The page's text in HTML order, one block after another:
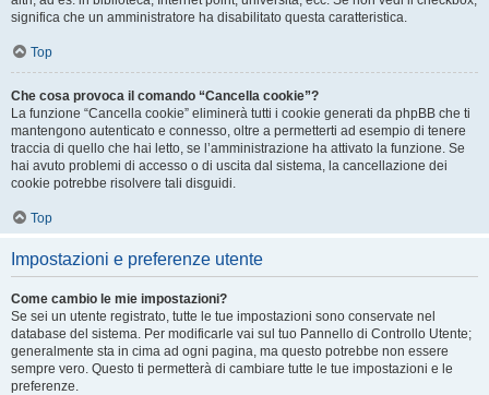
significa che un amministratore ha disabilitato questa caratteristica.
Top
Che cosa provoca il comando “Cancella cookie”?
La funzione “Cancella cookie” eliminerà tutti i cookie generati da phpBB che ti
mantengono autenticato e connesso, oltre a permetterti ad esempio di tenere
traccia di quello che hai letto, se l’amministrazione ha attivato la funzione. Se
hai avuto problemi di accesso o di uscita dal sistema, la cancellazione dei
cookie potrebbe risolvere tali disguidi.
Top
Impostazioni e preferenze utente
Come cambio le mie impostazioni?
Se sei un utente registrato, tutte le tue impostazioni sono conservate nel
database del sistema. Per modificarle vai sul tuo Pannello di Controllo Utente;
generalmente sta in cima ad ogni pagina, ma questo potrebbe non essere
sempre vero. Questo ti permetterà di cambiare tutte le tue impostazioni e le
preferenze.